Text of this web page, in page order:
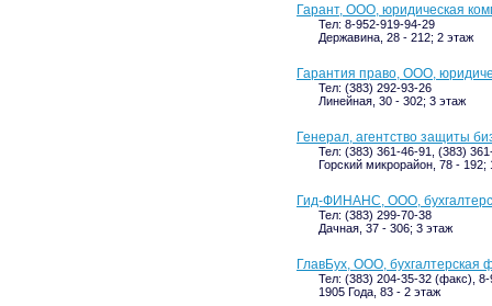
Гарант, ООО, юридическая
Тел: 8-952-919-94-29
Державина, 28 - 212; 2 этаж
Гарантия право, ООО,
Тел: (383) 292-93-26
Линейная, 30 - 302; 3 этаж
Генерал, агентство защиты
Тел: (383) 361-46-91, (383)
Горский микрорайон, 78 - 192;
Гид-ФИНАНС, ООО,
Тел: (383) 299-70-38
Дачная, 37 - 306; 3 этаж
ГлавБух, ООО, бухгалтерская
Тел: (383) 204-35-32 (факс),
1905 Года, 83 - 2 этаж